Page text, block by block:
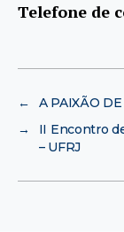
Telefone de
←
A PAIXÃO
→
II Encontro
– UFRJ